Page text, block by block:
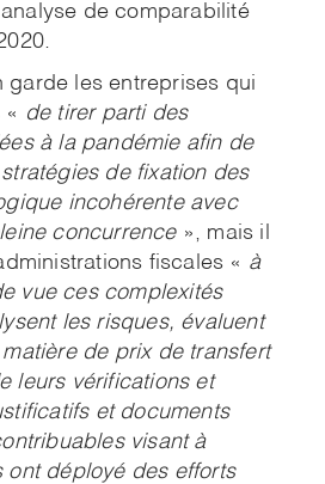
de comparabilité
garde les entreprises qui
« de tirer parti des
à la pandémie afin de
de fixation des
incohérente avec
concurrence», mais il
fiscales « à
vue ces complexités
les risques, évaluent
de prix de transfert
leurs vérifications et
et documents
visant à
ont déployé des efforts